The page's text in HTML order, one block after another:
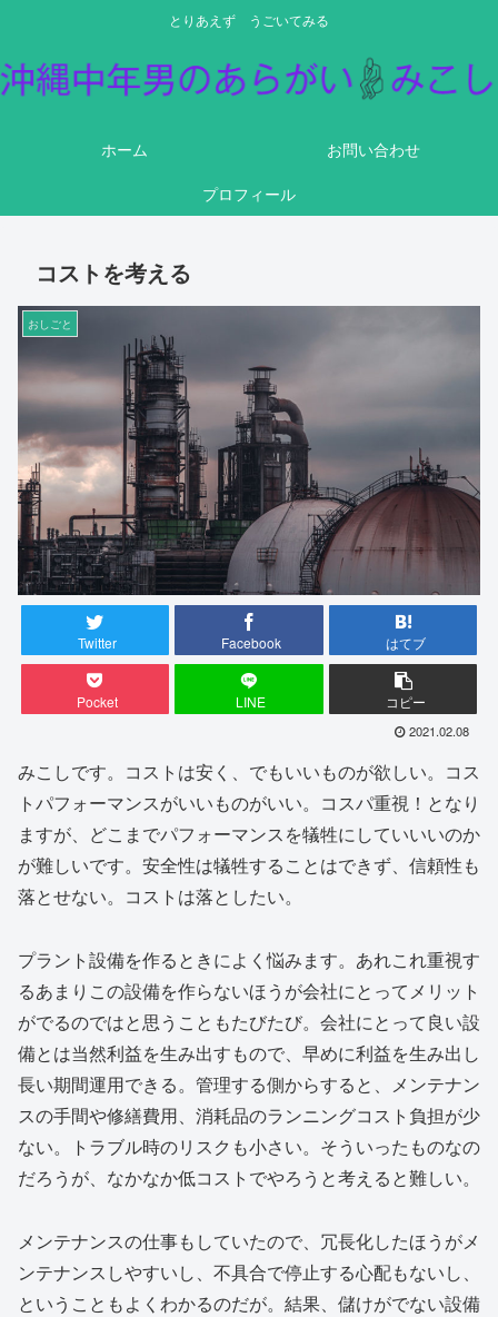
とりあえず うごいてみる
ホーム
お問い合わせ
プロフィール
コストを考える
おしごと
Twitter Facebook はてブ
Pocket LINE コピー
2021.02.08
みこしです。コストは安く、でもいいものが欲しい。コス
トパフォーマンスがいいものがいい。コスパ重視！となり
ますが、どこまでパフォーマンスを犠牲にしていいいのか
が難しいです。安全性は犠牲することはできず、信頼性も
落とせない。コストは落としたい。
プラント設備を作るときによく悩みます。あれこれ重視す
るあまりこの設備を作らないほうが会社にとってメリット
がでるのではと思うこともたびたび。会社にとって良い設
備とは当然利益を生み出すもので、早めに利益を生み出し
長い期間運用できる。管理する側からすると、メンテナン
スの手間や修繕費用、消耗品のランニングコスト負担が少
ない。トラブル時のリスクも小さい。そういったものなの
だろうが、なかなか低コストでやろうと考えると難しい。
メンテナンスの仕事もしていたので、冗長化したほうがメ
ンテナンスしやすいし、不具合で停止する心配もないし、
ということもよくわかるのだが。結果、儲けがでない設備